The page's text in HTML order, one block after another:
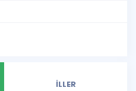
İLLER